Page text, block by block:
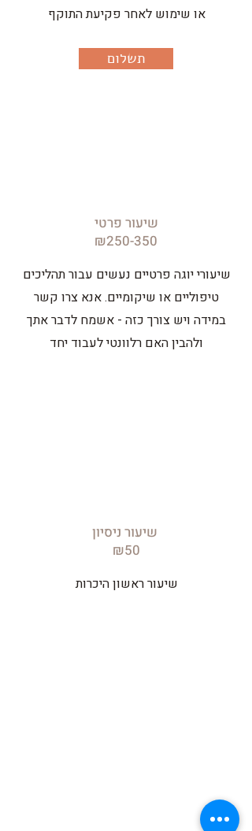
או שימוש לאחר פקיעת התוקף
שיעור פרטי
₪250-350
שיעורי יוגה פרטיים נעשים עבור תהליכים
טיפוליים או שיקומיים. אנא צרו קשר
במידה ויש צורך כזה - אשמח לדבר אתך
ולהבין האם רלוונטי לעבוד יחד
₪50
שיעור ראשון היכרות
תשלום